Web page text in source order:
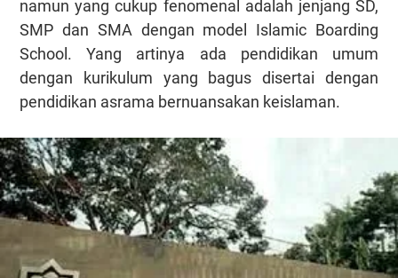
namun yang cukup fenomenal adalah jenjang SD,
SMP dan SMA dengan model Islamic Boarding
School. Yang artinya ada pendidikan umum
dengan kurikulum yang bagus disertai dengan
pendidikan asrama bernuansakan keislaman.